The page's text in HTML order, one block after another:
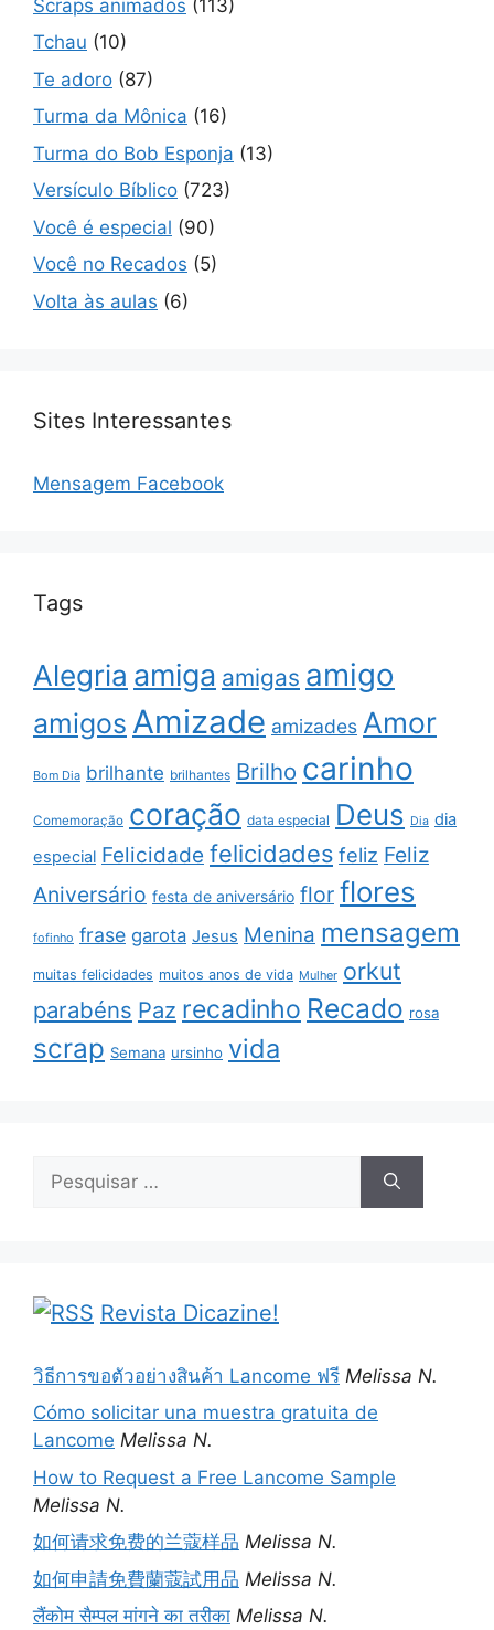
Scraps animados (113)
Tchau (10)
Te adoro (87)
Turma da Mônica (16)
Turma do Bob Esponja (13)
Versículo Bíblico (723)
Você é especial (90)
Você no Recados (5)
Volta às aulas (6)
Sites Interessantes
Mensagem Facebook
Tags
Alegria amiga amigas amigo
amigos Amizade amizades Amor
Bom Dia brilhante brilhantes Brilho carinho
Comemoração coração data especial Deus Dia dia
especial Felicidade felicidades feliz Feliz
Aniversário festa de aniversário flor flores
fofinho frase garota Jesus Menina mensagem
muitas felicidades muitos anos de vida Mulher orkut
parabéns Paz recadinho Recado rosa
scrap Semana ursinho vida
por:
Revista Dicazine!
วิธีการขอตัวอย่างสินค้า Lancome ฟรี Melissa N.
Cómo solicitar una muestra gratuita de
Lancome Melissa N.
How to Request a Free Lancome Sample
Melissa N.
如何请求免费的兰蔻样品 Melissa N.
如何申請免費蘭蔻試用品 Melissa N.
लैंकोम सैम्पल मांगने का तरीका Melissa N.